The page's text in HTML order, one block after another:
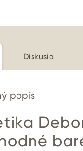
Diskusia
popis